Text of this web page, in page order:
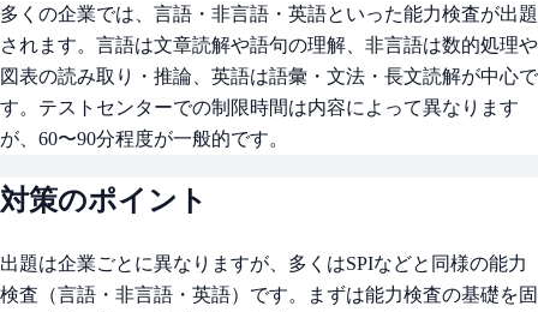
多くの企業では、言語・非言語・英語といった能力検査が出題
されます。言語は文章読解や語句の理解、非言語は数的処理や
図表の読み取り・推論、英語は語彙・文法・長文読解が中心で
す。テストセンターでの制限時間は内容によって異なります
が、60〜90分程度が一般的です。
対策のポイント
出題は企業ごとに異なりますが、多くはSPIなどと同様の能力
検査（言語・非言語・英語）です。まずは能力検査の基礎を固